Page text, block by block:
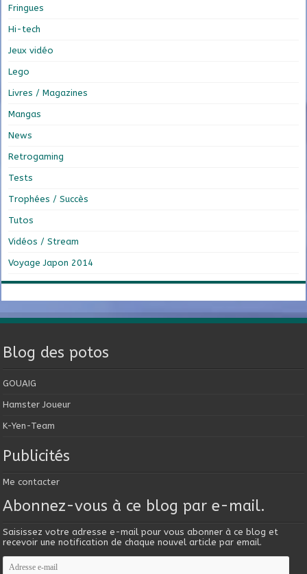
Fringues
Hi-tech
Jeux vidéo
Lego
Livres / Magazines
Mangas
News
Retrogaming
Tests
Trophées / Succès
Tutos
Vidéos / Stream
Voyage Japon 2014
Blog des potos
GOUAIG
Hamster Joueur
K-Yen-Team
Publicités
Me contacter
Abonnez-vous à ce blog par e-mail.
Saisissez votre adresse e-mail pour vous abonner à ce blog et
recevoir une notification de chaque nouvel article par email.
Adresse
e-